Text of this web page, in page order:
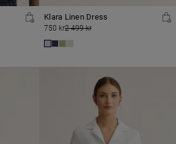
Klara Linen Dress
750 kr2 499 kr